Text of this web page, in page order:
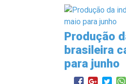
Produção
brasileira
para junho